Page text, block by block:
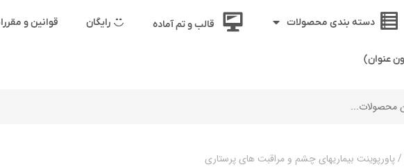
دسته بندی محصولات قالب و تم آماده رایگان قوانین و
/ پاورپوینت بیماریهای چشم و مراقبت های پرستاری